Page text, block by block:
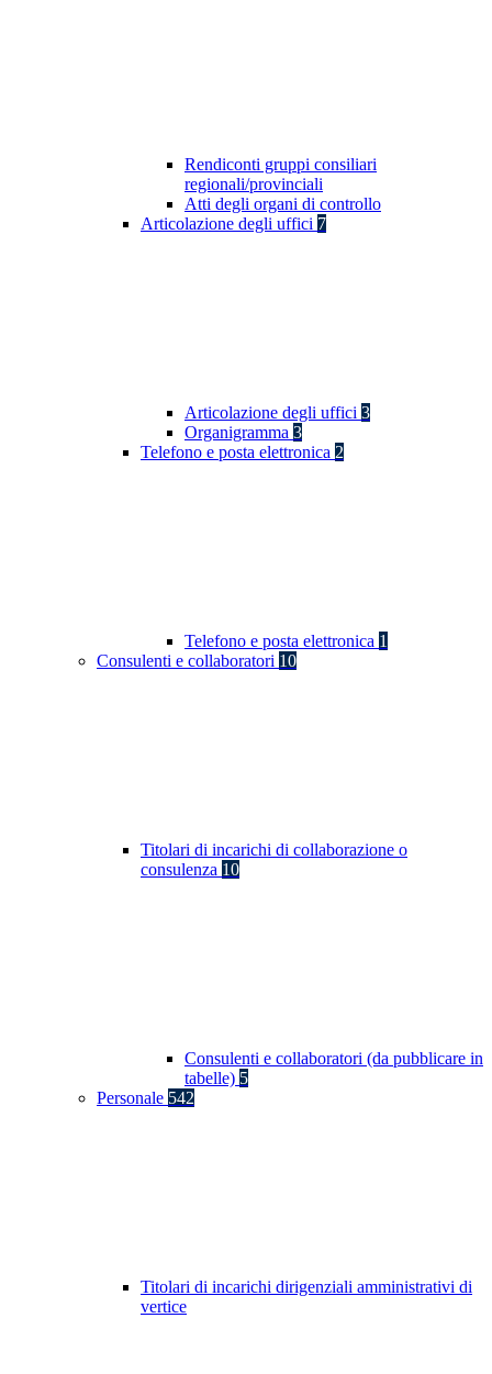
Rendiconti gruppi consiliari
regionali/provinciali
Atti degli organi di controllo
Articolazione degli uffici 7
Articolazione degli uffici 3
Organigramma 3
Telefono e posta elettronica 2
Telefono e posta elettronica 1
Consulenti e collaboratori 10
Titolari di incarichi di collaborazione o
consulenza 10
Consulenti e collaboratori (da pubblicare in
tabelle) 5
Personale 542
Titolari di incarichi dirigenziali amministrativi di
vertice